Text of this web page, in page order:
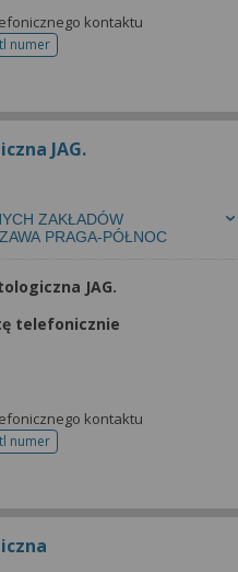
kontaktu
numer
telefonu do rejestracji
JAG.
ZAKŁADÓW
PRAGA-PÓŁNOC
JAG.
telefonicznie
kontaktu
numer
telefonu do rejestracji